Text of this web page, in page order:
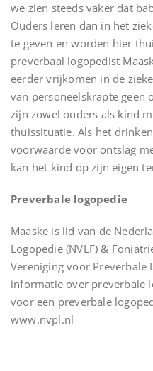
we zien steeds vaker dat
Ouders leren dan in het
te geven en worden hier
preverbaal logopedist
eerder vrijkomen in de
van personeelskrapte geen
zijn zowel ouders als kind
thuissituatie. Als het
voorwaarde voor ontslag
kan het kind op zijn eigen
Preverbale logopedie
Maaske is lid van de
Logopedie (NVLF) &
Vereniging voor Preverbale
informatie over preverbale
voor een preverbale
www.nvpl.nl